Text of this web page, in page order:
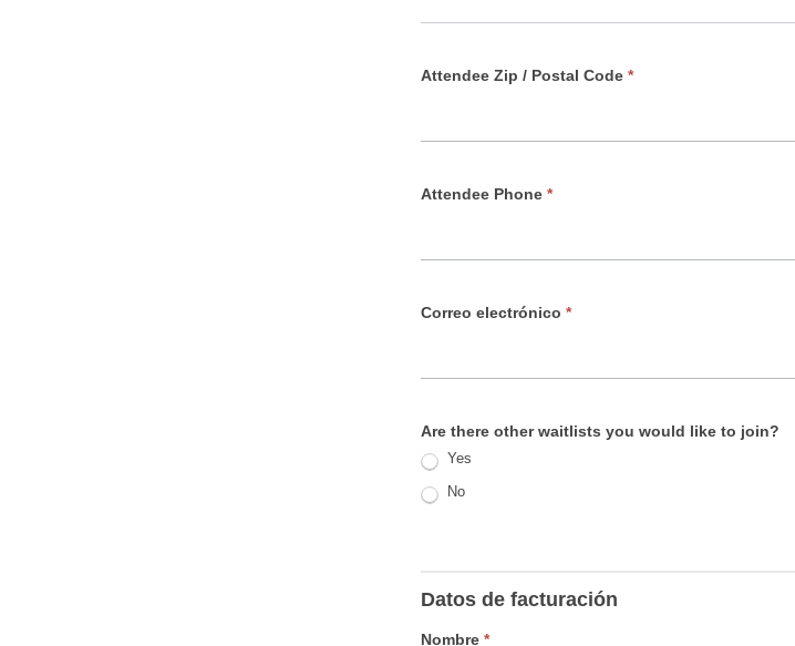
Attendee Zip / Postal Code *
Attendee Phone *
Correo electrónico *
Are there other waitlists you would like to join?
Yes
No
Datos de facturación
Nombre *